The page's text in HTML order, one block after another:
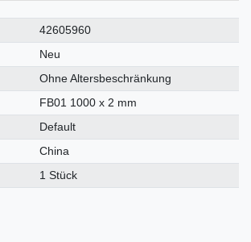
42605960
Neu
Ohne Altersbeschränkung
FB01 1000 x 2 mm
Default
China
1 Stück